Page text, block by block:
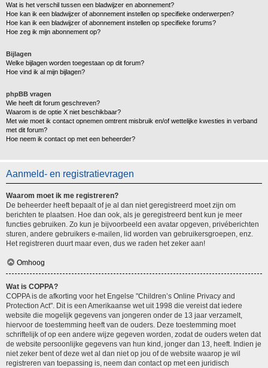
Wat is het verschil tussen een bladwijzer en abonnement?
Hoe kan ik een bladwijzer of abonnement instellen op specifieke onderwerpen?
Hoe kan ik een bladwijzer of abonnement instellen op specifieke forums?
Hoe zeg ik mijn abonnement op?
Bijlagen
Welke bijlagen worden toegestaan op dit forum?
Hoe vind ik al mijn bijlagen?
phpBB vragen
Wie heeft dit forum geschreven?
Waarom is de optie X niet beschikbaar?
Met wie moet ik contact opnemen omtrent misbruik en/of wettelijke kwesties in verband
met dit forum?
Hoe neem ik contact op met een beheerder?
Aanmeld- en registratievragen
Waarom moet ik me registreren?
De beheerder heeft bepaalt of je al dan niet geregistreerd moet zijn om
berichten te plaatsen. Hoe dan ook, als je geregistreerd bent kun je meer
functies gebruiken. Zo kun je bijvoorbeeld een avatar opgeven, privéberichten
sturen, andere gebruikers e-mailen, lid worden van gebruikersgroepen, enz.
Het registreren duurt maar even, dus we raden het zeker aan!
Omhoog
Wat is COPPA?
COPPA is de afkorting voor het Engelse "Children’s Online Privacy and
Protection Act". Dit is een Amerikaanse wet uit 1998 die vereist dat iedere
website die mogelijk gegevens van jongeren onder de 13 jaar verzamelt,
hiervoor de toestemming heeft van de ouders. Deze toestemming moet
schriftelijk of op een andere wijze gegeven worden, zodat de ouders weten dat
de website persoonlijke gegevens van hun kind, jonger dan 13, heeft. Indien je
niet zeker bent of deze wet al dan niet op jou of de website waarop je wil
registreren van toepassing is, neem dan contact op met een juridisch